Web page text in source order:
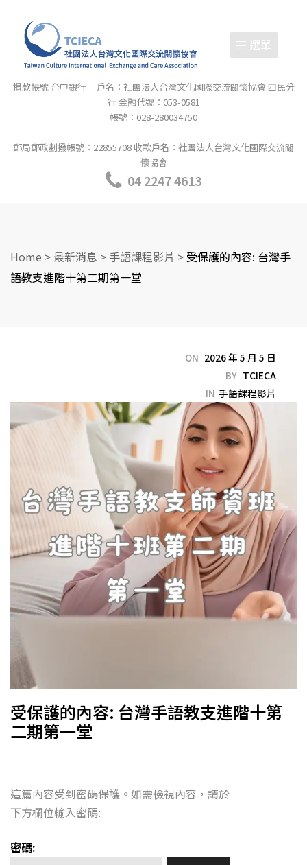
選單
捐款帳號 台中銀行 戶名：社團法人台灣文化國際交流關懷協會 四民分
行 金融代號：053-0581
帳號：028-280034750
郵局郵政劃撥帳號：22855708 收款戶名：社團法人台灣文化國際交流關
懷協會
04 2247 4613
Home > 最新消息 > 手語課程影片 > 受保護的內容: 台灣手
語教支進階十第二期第一堂
ON 2026 年 5 月 5 日
BY TCIECA
IN 手語課程影片
受保護的內容: 台灣手語教支進階十第
二期第一堂
這篇內容受到密碼保護。如需檢視內容，請於
下方欄位輸入密碼:
密碼: